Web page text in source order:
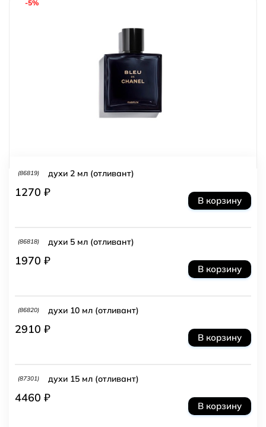
-5%
(86819) духи 2 мл (отливант)
1270 ₽
В корзину
(86818) духи 5 мл (отливант)
1970 ₽
В корзину
(86820) духи 10 мл (отливант)
2910 ₽
В корзину
(87301) духи 15 мл (отливант)
4460 ₽
В корзину